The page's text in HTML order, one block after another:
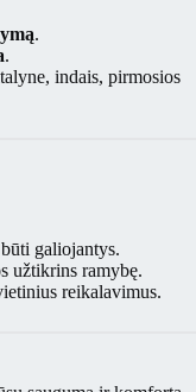
.
.
indais, pirmosios
galiojantys.
užtikrins ramybę.
reikalavimus.